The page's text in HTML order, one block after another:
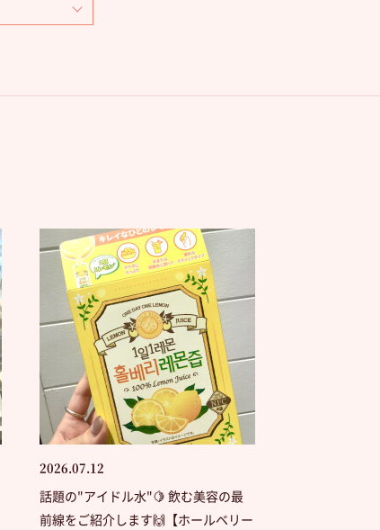
2026.07.12
話題の"アイドル水"🍋 飲む美容の最
前線をご紹介します🙌【ホールベリー